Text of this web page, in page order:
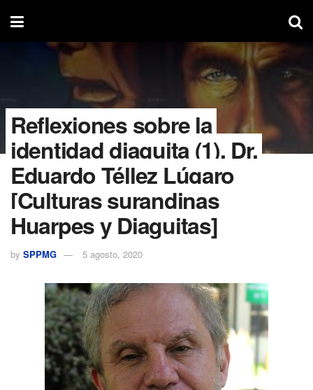
Reflexiones sobre la
identidad diaguita (1). Dr.
Eduardo Téllez Lúgaro
[Culturas surandinas
Huarpes y Diaguitas]
by SPPMG 5 agosto, 2020